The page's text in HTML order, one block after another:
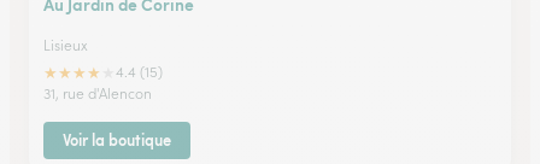
Lisieux
★★★★
4.4 (15)
31, rue d'Alencon
Voir la boutique